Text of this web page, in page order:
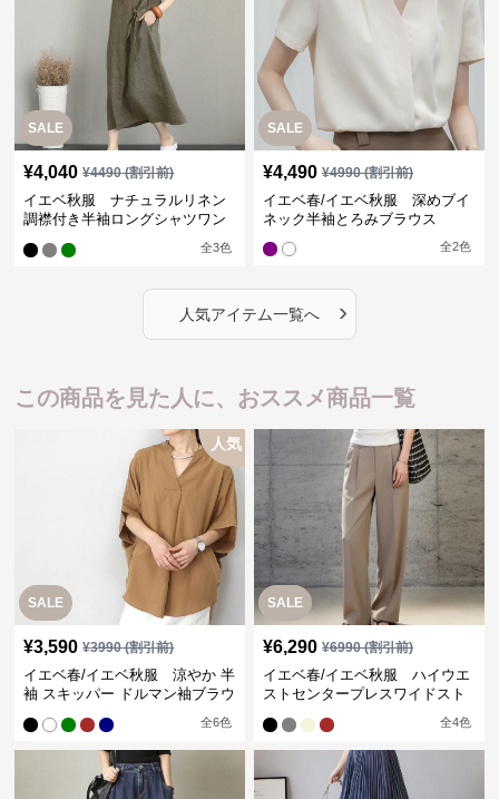
SALE
¥4,040 ¥4490(割引前)
イエベ秋服 ナチュラルリネン
調襟付き半袖ロングシャツワン
全3色
SALE
¥4,490 ¥4990(割引前)
イエベ春/イエベ秋服 深めブイ
ネック半袖とろみブラウス
全2色
人気アイテム一覧へ ›
この商品を見た人に、おススメ商品一覧
SALE
人気
¥3,590 ¥3990(割引前)
イエベ春/イエベ秋服 涼やか 半
袖 スキッパー ドルマン袖ブラウ
全6色
SALE
¥6,290 ¥6990(割引前)
イエベ春/イエベ秋服 ハイウエ
ストセンタープレスワイドスト
全4色